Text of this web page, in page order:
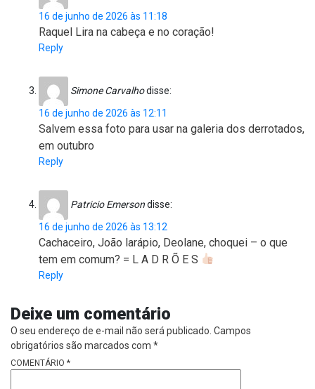
16 de junho de 2026 às 11:18
Raquel Lira na cabeça e no coração!
Reply
Simone Carvalhodisse:
16 de junho de 2026 às 12:11
Salvem essa foto para usar na galeria dos derrotados,
em outubro
Reply
Patricio Emersondisse:
16 de junho de 2026 às 13:12
Cachaceiro, João larápio, Deolane, choquei – o que
tem em comum? = L A D R Õ E S
Reply
Deixe um comentário
O seu endereço de e-mail não será publicado. Campos
obrigatórios são marcados com *
COMENTÁRIO *